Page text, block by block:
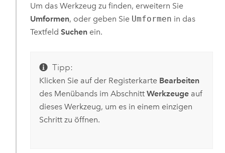
Um das Werkzeug zu finden, erweitern Sie
Umformen, oder geben Sie Umformen in das
Textfeld Suchenein.
Tipp:
Klicken Sie auf der Registerkarte Bearbeiten
des Menübands im Abschnitt Werkzeugeauf
dieses Werkzeug, um es in einem einzigen
Schritt zu öffnen.